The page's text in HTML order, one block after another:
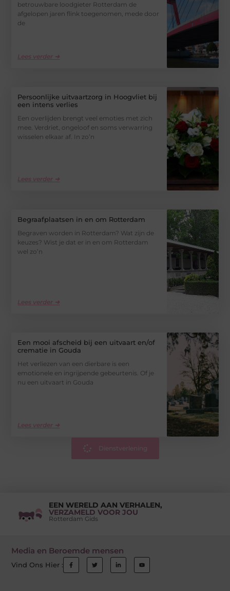
betrouwbare loodgieter Rotterdam de
afgelopen jaren flink toegenomen, mede door
de
Lees verder ➜
Persoonlijke uitvaartzorg in Hoogvliet bij
een intens verlies
Een overlijden brengt veel emoties met zich
mee. Verdriet, ongeloof en soms verwarring
wisselen elkaar af. In zo’n
Lees verder ➜
Begraafplaatsen in en om Rotterdam
Begraven worden in Rotterdam? Wat zijn de
keuzes? Wist je dat er in en om Rotterdam
wel zo’n
Lees verder ➜
Een mooi afscheid bij een uitvaart en/of
crematie in Gouda
Het verliezen van een dierbare is een
emotionele en ingrijpende gebeurtenis. Of je
nu een uitvaart in Gouda
Lees verder ➜
Dienstverlening
EEN WERELD AAN VERHALEN,
VERZAMELD VOOR JOU
Rotterdam Gids
Media en Beroemde mensen
Vind Ons Hier :